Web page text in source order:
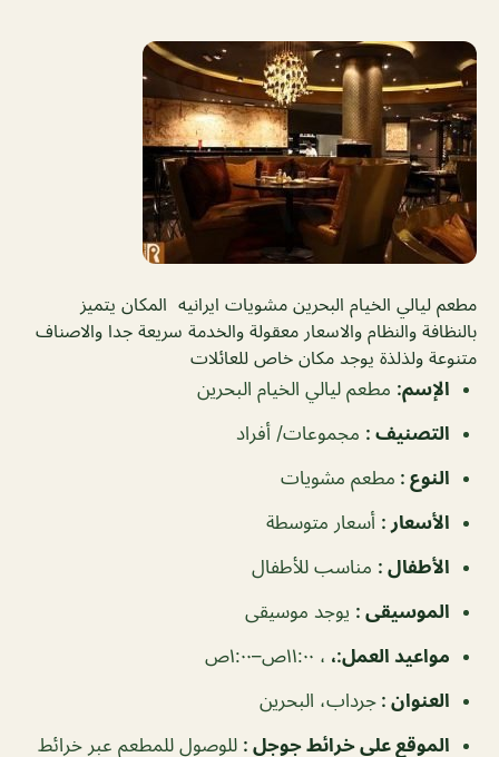
مطعم ليالي الخيام البحرين مشويات ايرانيه المكان يتميز
بالنظافة والنظام والاسعار معقولة والخدمة سريعة جدا والاصناف
متنوعة ولذلذة يوجد مكان خاص للعائلات
الإسم: مطعم ليالي الخيام البحرين
التصنيف : مجموعات/ أفراد
النوع : مطعم مشويات
الأسعار : أسعار متوسطة
الأطفال : مناسب للأطفال
الموسيقى : يوجد موسيقى
مواعيد العمل:، ، ١١:٠٠ص–١:٠٠ص
العنوان : جرداب، البحرين
الموقع على خرائط جوجل : للوصول للمطعم عبر خرائط